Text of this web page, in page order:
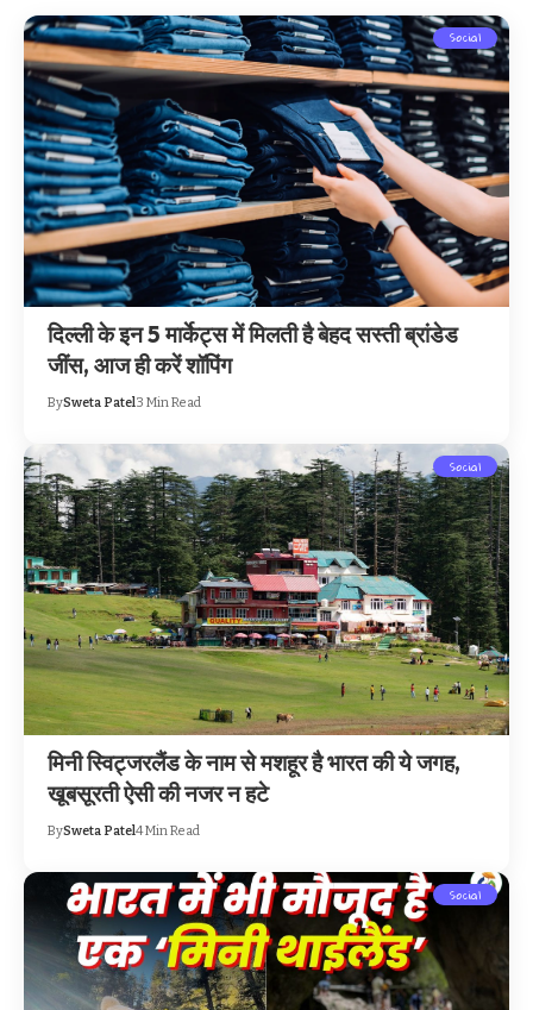
Social
दिल्ली के इन 5 मार्केट्स में मिलती है बेहद सस्ती ब्रांडेड
जींस, आज ही करें शॉपिंग
BySweta Patel3 Min Read
Social
मिनी स्विट्जरलैंड के नाम से मशहूर है भारत की ये जगह,
खूबसूरती ऐसी की नजर न हटे
BySweta Patel4 Min Read
Social